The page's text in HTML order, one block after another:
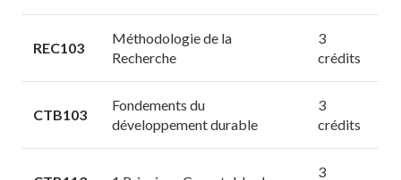
REC103
Méthodologie de la
Recherche
3
crédits
CTB103
Fondements du
développement durable
3
crédits
3